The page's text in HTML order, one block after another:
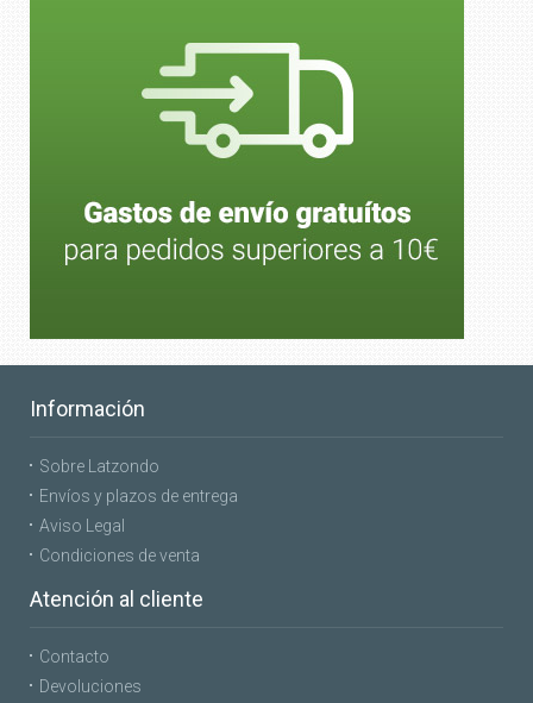
Información
Sobre Latzondo
Envíos y plazos de entrega
Aviso Legal
Condiciones de venta
Atención al cliente
Contacto
Devoluciones